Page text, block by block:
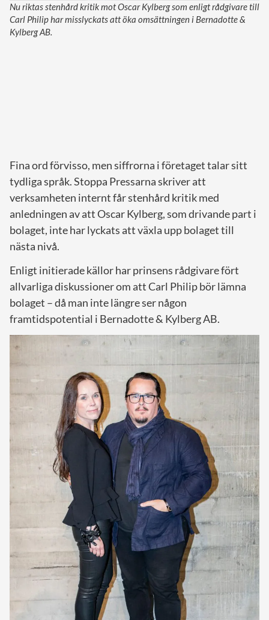
Nu riktas stenhård kritik mot Oscar Kylberg som enligt rådgivare till
Carl Philip har misslyckats att öka omsättningen i Bernadotte &
Kylberg AB.
Fina ord förvisso, men siffrorna i företaget talar sitt
tydliga språk. Stoppa Pressarna skriver att
verksamheten internt får stenhård kritik med
anledningen av att Oscar Kylberg, som drivande part i
bolaget, inte har lyckats att växla upp bolaget till
nästa nivå.
Enligt initierade källor har prinsens rådgivare fört
allvarliga diskussioner om att Carl Philip bör lämna
bolaget – då man inte längre ser någon
framtidspotential i Bernadotte & Kylberg AB.